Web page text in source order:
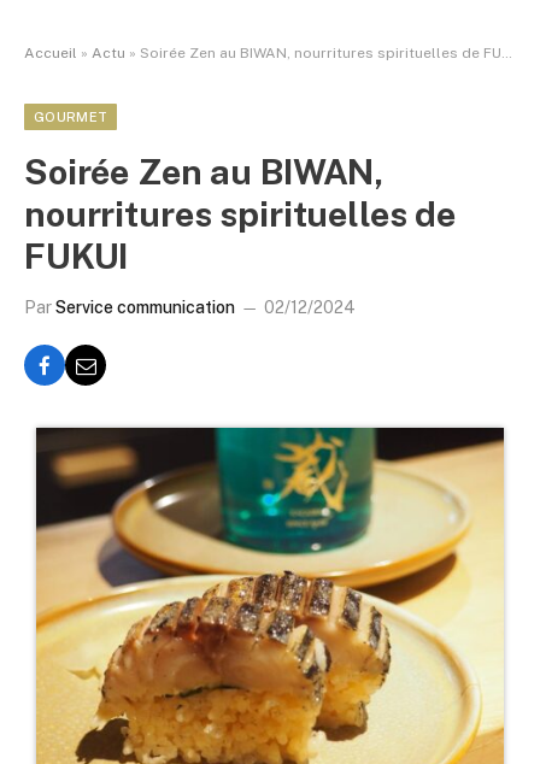
Accueil » Actu » Soirée Zen au BIWAN, nourritures spirituelles de FUKUI
GOURMET
Soirée Zen au BIWAN,
nourritures spirituelles de
FUKUI
ParService communication 02/12/2024